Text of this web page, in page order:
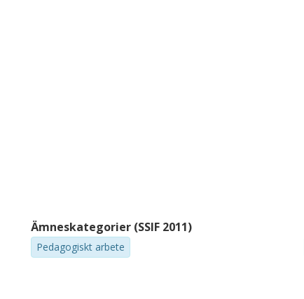
till lärare i grundskola och
skolchefer, specialpedagoger
Ämneskategorier (SSIF 2011)
Pedagogiskt arbete